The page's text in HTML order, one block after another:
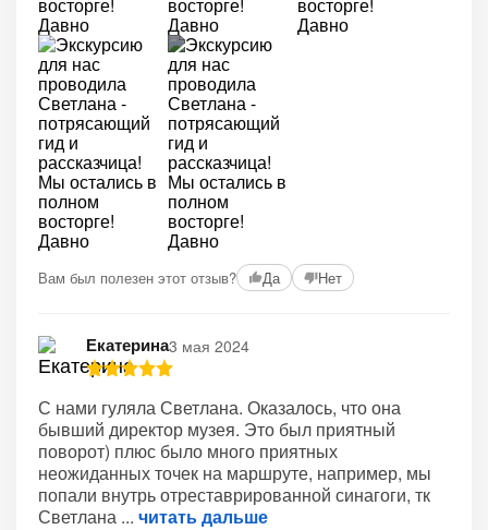
Вам был полезен этот отзыв? Да Нет
Екатерина3 мая 2024
С нами гуляла Светлана. Оказалось, что она
бывший директор музея. Это был приятный
поворот) плюс было много приятных
неожиданных точек на маршруте, например, мы
попали внутрь отреставрированной синагоги, тк
Светлана
читать дальше